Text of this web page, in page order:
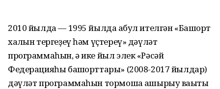
2010 йылда — 1995 йылда ҡабул ителгән «Башҡорт
халҡын тергеҙеү һәм үҫтереү» дәүләт
программаһын, ә ике йыл элек «Рәсәй
Федерацияһы башҡорттары» (2008-2017 йылдар)
дәүләт программаһын тормошҡа ашырыу ваҡыты